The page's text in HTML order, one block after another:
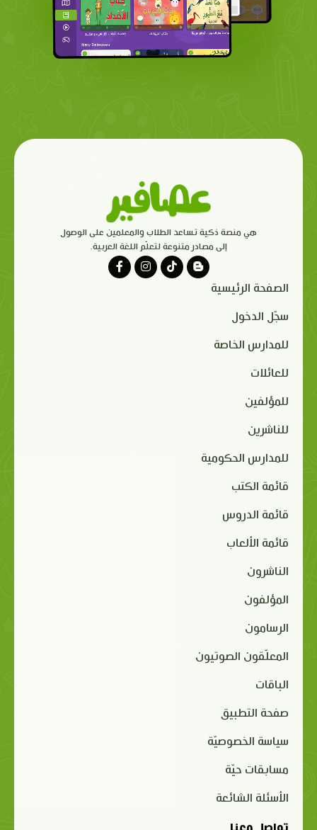
هي منصة ذكية تساعد الطلاب والمعلمين على الوصول
إلى مصادر متنوعة لتعلّم اللغة العربية.
الصفحة الرئيسية
سجّل الدخول
للمدارس الخاصة
للعائلات
للمؤلفين
للناشرين
للمدارس الحكومية
قائمة الكتب
قائمة الدروس
قائمة الألعاب
الناشرون
المؤلفون
الرسامون
المعلّقون الصوتيون
الباقات
صفحة التطبيق
سياسة الخصوصيّة
مسابقات حيّة
الأسئلة الشائعة